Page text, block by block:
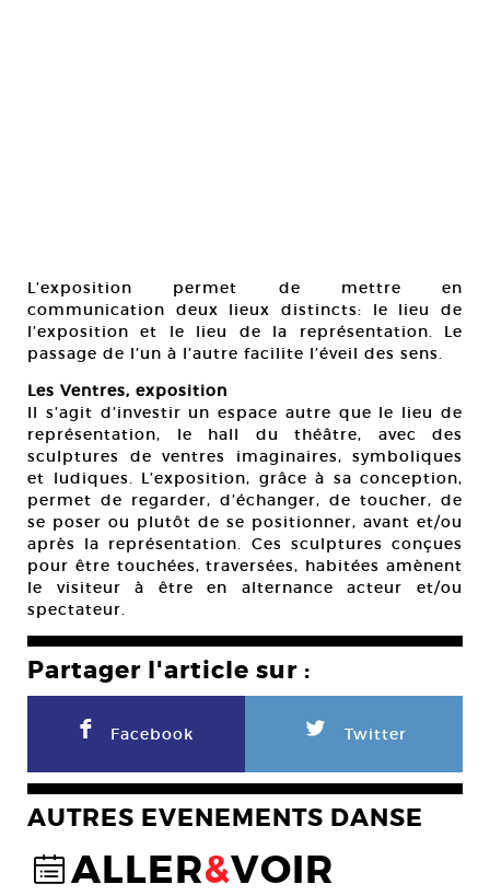
L’exposition permet de mettre en
communication deux lieux distincts: le lieu de
l’exposition et le lieu de la représentation. Le
passage de l’un à l’autre facilite l’éveil des sens.
Les Ventres, exposition
Il s’agit d’investir un espace autre que le lieu de
représentation, le hall du théâtre, avec des
sculptures de ventres imaginaires, symboliques
et ludiques. L’exposition, grâce à sa conception,
permet de regarder, d’échanger, de toucher, de
se poser ou plutôt de se positionner, avant et/ou
après la représentation. Ces sculptures conçues
pour être touchées, traversées, habitées amènent
le visiteur à être en alternance acteur et/ou
spectateur.
Partager l'article sur :
F Facebook L Twitter
AUTRES EVENEMENTS DANSE
@ALLER&VOIR